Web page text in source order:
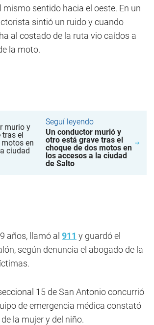
mismo sentido hacia el oeste. En un
sintió un ruido y cuando
al costado de la ruta vio caídos a
la moto.
Seguí leyendo
Un conductor murió y
otro está grave tras el
choque de dos motos en
los accesos a la ciudad
de Salto
años, llamó al 911 y guardó el
según denuncia el abogado de la
15 de San Antonio concurrió
de emergencia médica constató
la mujer y del niño.